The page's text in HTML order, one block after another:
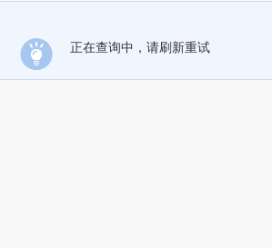
正在查询中，请刷新重试